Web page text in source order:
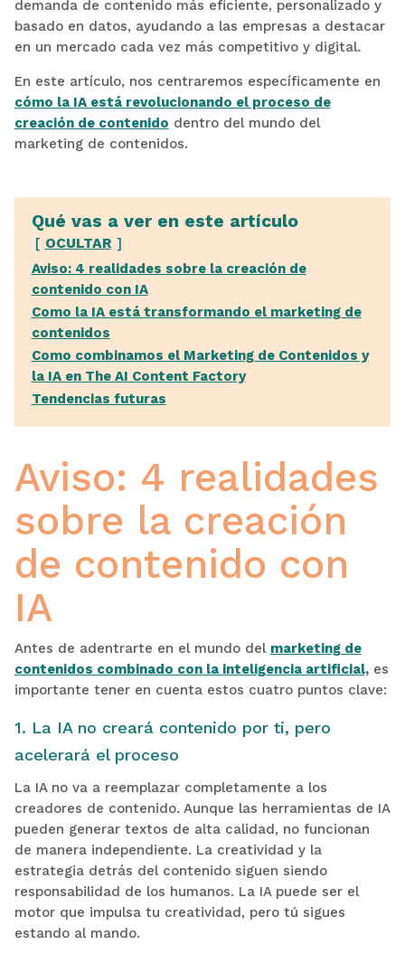
demanda de contenido más eficiente, personalizado y
basado en datos, ayudando a las empresas a destacar
en un mercado cada vez más competitivo y digital.
En este artículo, nos centraremos específicamente en
cómo la IA está revolucionando el proceso de
creación de contenido dentro del mundo del
marketing de contenidos.
Qué vas a ver en este artículo
OCULTAR
Aviso: 4 realidades sobre la creación de
contenido con IA
Como la IA está transformando el marketing de
contenidos
Como combinamos el Marketing de Contenidos y
la IA en The AI Content Factory
Tendencias futuras
Aviso: 4 realidades
sobre la creación
de contenido con
IA
Antes de adentrarte en el mundo del marketing de
contenidos combinado con la inteligencia artificial,es
importante tener en cuenta estos cuatro puntos clave:
1. La IA no creará contenido por ti, pero
acelerará el proceso
La IA no va a reemplazar completamente a los
creadores de contenido. Aunque las herramientas de IA
pueden generar textos de alta calidad, no funcionan
de manera independiente. La creatividad y la
estrategia detrás del contenido siguen siendo
responsabilidad de los humanos. La IA puede ser el
motor que impulsa tu creatividad, pero tú sigues
estando al mando.